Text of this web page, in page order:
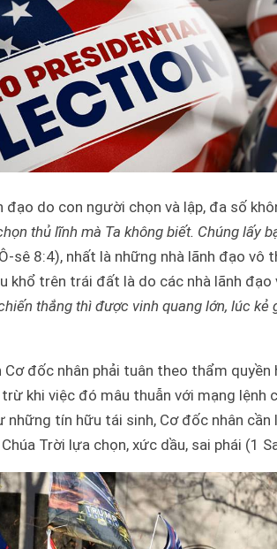
đạo do con người chọn và lập, đa số
thủ lĩnh mà Ta không biết. Chúng lấy
sê 8:4), nhất là những nhà lãnh đạo vô
khổ trên trái đất là do các nhà lãnh đạo
thắng thì được vinh quang lớn, lúc
Cơ đốc nhân phải tuân theo thẩm quyền
khi việc đó mâu thuẫn với mạng lệnh
những tín hữu tái sinh, Cơ đốc nhân
Trời lựa chọn, xức dầu, sai phái (1